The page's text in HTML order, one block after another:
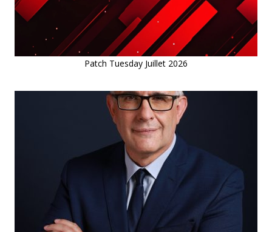
Patch Tuesday Juillet 2026